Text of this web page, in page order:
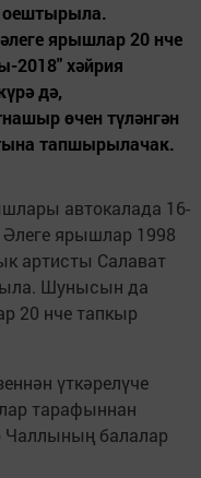
оештырыла.
ярышлар 20 нче
2018" хәйрия
дә,
өчен түләнгән
тапшырылачак.
автокалада 16-
Әлеге ярышлар 1998
артисты Салават
Шунысын да
20 нче тапкыр
үткәрелүче
тарафыннан
Чаллының балалар